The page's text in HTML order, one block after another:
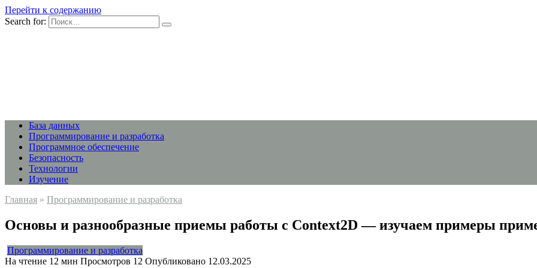
Перейти к содержанию
Search for:
База данных
Программирование и разработка
Программное обеспечение
Безопасность
Технологии
Изучение
Главная » Программирование и разработка
Основы и разнообразные приемы работы с Context2D — изучаем примеры
Программирование и разработка
На чтение 12 мин Просмотров 12 Опубликовано 12.03.2025